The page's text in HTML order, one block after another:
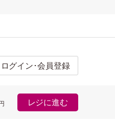
ログイン･会員登録
レジに進む